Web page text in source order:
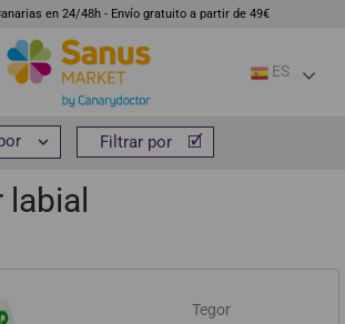
en 24/48h - Envío gratuito a partir de 49€
ES
higiene Cuidado facial Protector labial
 Filtrar por
Tegor
 Filtrar por